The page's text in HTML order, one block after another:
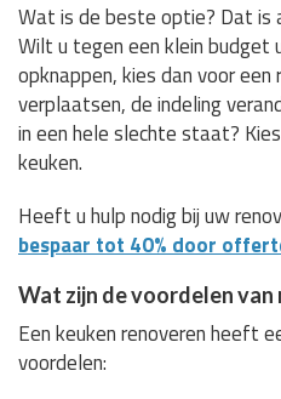
Wat is de beste optie? Dat is
Wilt u tegen een klein budget
opknappen, kies dan voor
verplaatsen, de indeling
in een hele slechte staat?
keuken.
Heeft u hulp nodig bij uw
bespaar tot 40% door
Wat zijn de voordelen van
Een keuken renoveren heeft
voordelen: